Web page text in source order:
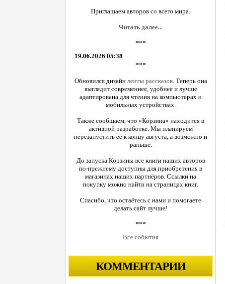
Приглашаем авторов со всего мира.
Читать далее...
***
19.06.2026 05:38
***
Обновился дизайн ленты рассказов. Теперь она
выглядит современнее, удобнее и лучше
адаптирована для чтения на компьютерах и
мобильных устройствах.
Также сообщаем, что «Корзина» находится в
активной разработке. Мы планируем
перезапустить её к концу августа, а возможно и
раньше.
До запуска Корзины все книги наших авторов
по-прежнему доступны для приобретения в
магазинах наших партнёров. Ссылки на
покупку можно найти на страницах книг.
Спасибо, что остаётесь с нами и помогаете
делать сайт лучше!
***
Все события
КОММЕНТАРИИ